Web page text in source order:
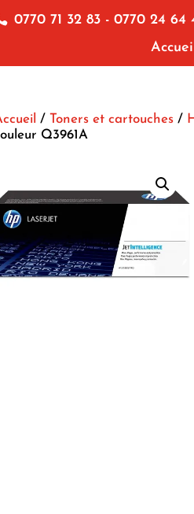
0770 71 32 83 - 0770 24 64
/ Toners et cartouches/
Q3961A